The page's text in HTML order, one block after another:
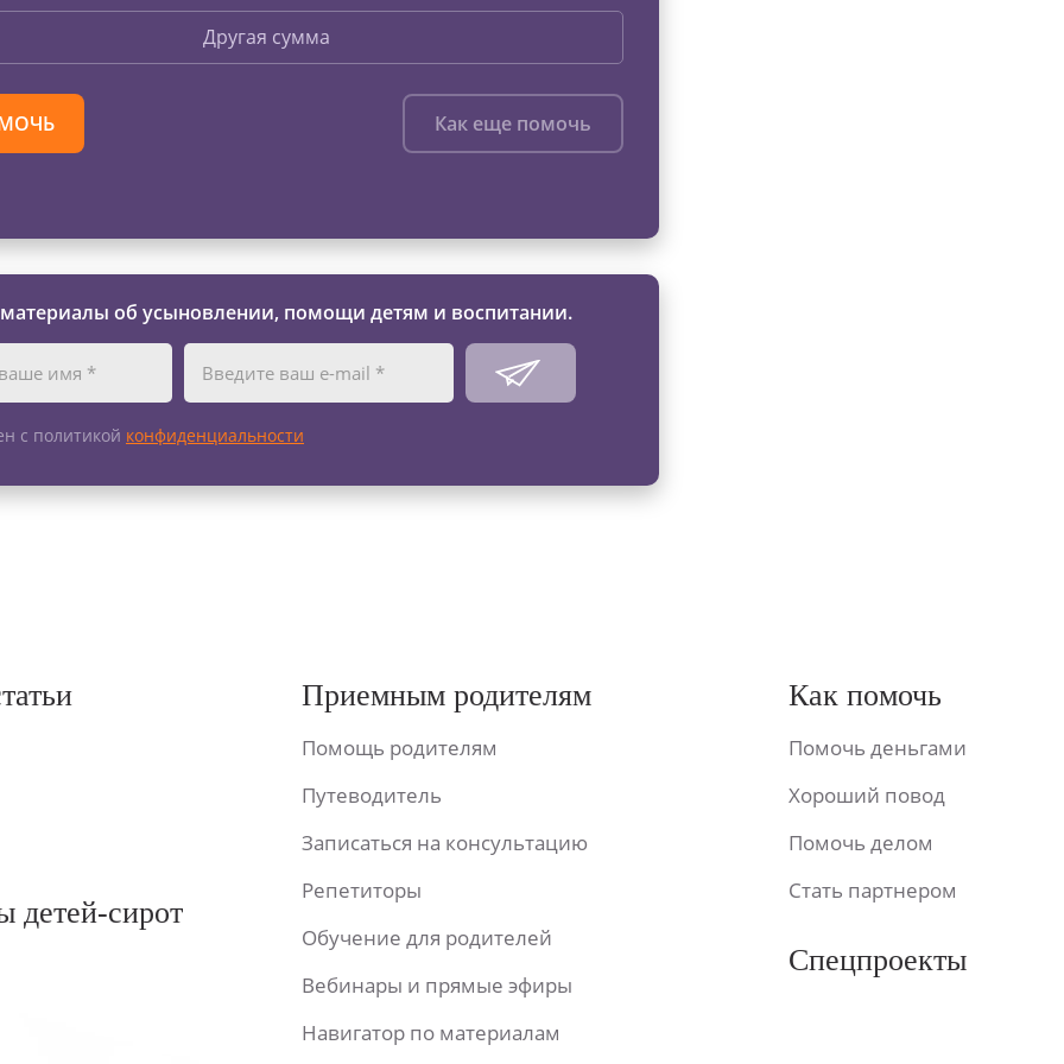
Другая сумма
Как еще помочь
об усыновлении, помощи детям и воспитании.
с политикой конфиденциальности
детей-сирот
Приемным родителям
Помощь родителям
Путеводитель
Записаться на консультацию
Репетиторы
Обучение для родителей
Вебинары и прямые эфиры
Навигатор по материалам
Как помочь
Помочь деньгами
Хороший повод
Помочь делом
Стать партнером
Спецпроекты